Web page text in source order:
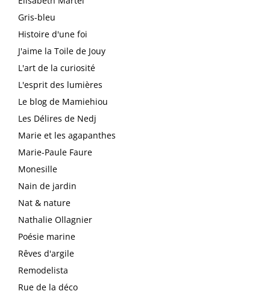
Gris-bleu
Histoire d'une foi
J'aime la Toile de Jouy
L'art de la curiosité
L'esprit des lumières
Le blog de Mamiehiou
Les Délires de Nedj
Marie et les agapanthes
Marie-Paule Faure
Monesille
Nain de jardin
Nat & nature
Nathalie Ollagnier
Poésie marine
Rêves d'argile
Remodelista
Rue de la déco